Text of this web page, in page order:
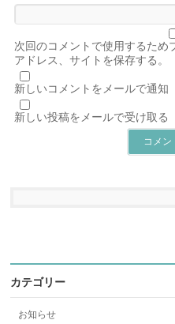
次回のコメントで使用するため
アドレス、サイトを保存する。
新しいコメントをメールで通知
新しい投稿をメールで受け取る
カテゴリー
お知らせ